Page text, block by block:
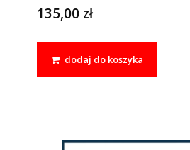
135,00 zł
dodaj do koszyka